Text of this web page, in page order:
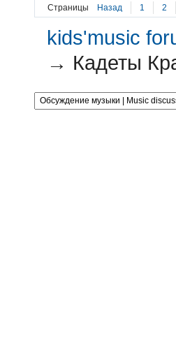
Страницы Назад 1 2
kids'music
→ Кадеты